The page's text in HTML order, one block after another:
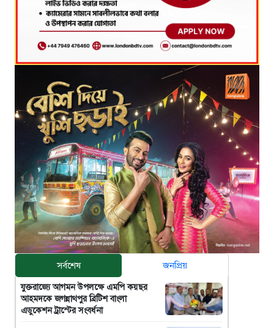
সর্বশেষ জনপ্রিয়
যুক্তরাজ্যে আগমন উপলক্ষে এমপি কয়ছর
আহমদকে জগন্নাথপুর ব্রিটিশ বাংলা
এডুকেশন ট্রাস্টের সংবর্ধনা